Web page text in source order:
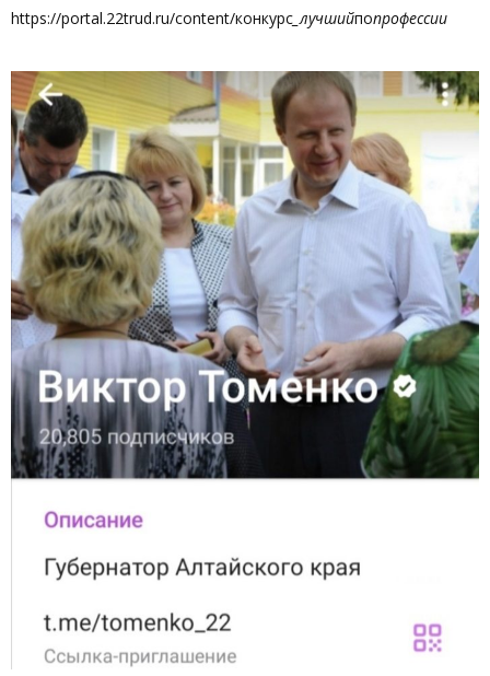
https://portal.22trud.ru/content/конкурс _лучшийпопрофессии